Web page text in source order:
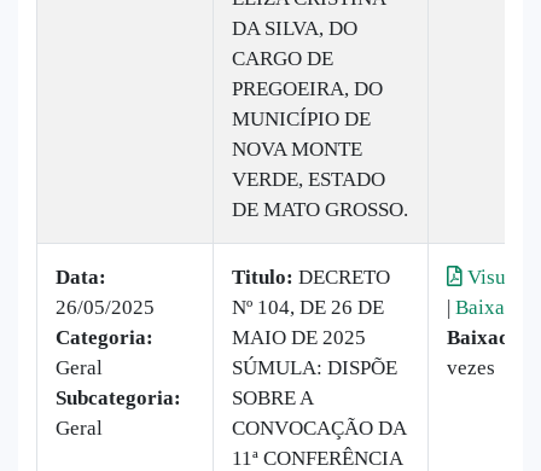
DA SILVA, DO
CARGO DE
PREGOEIRA, DO
MUNICÍPIO DE
NOVA MONTE
VERDE, ESTADO
DE MATO GROSSO.
Data:
26/05/2025
Categoria:
Geral
Subcategoria:
Geral
Titulo: DECRETO
Nº 104, DE 26 DE
MAIO DE 2025
SÚMULA: DISPÕE
SOBRE A
CONVOCAÇÃO DA
11ª CONFERÊNCIA
| Baixar
Baixado:
vezes